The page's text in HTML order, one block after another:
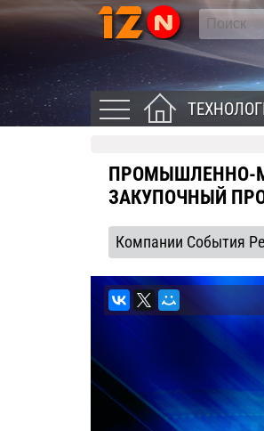
ПРОМЫШЛЕННО-
ЗАКУПОЧНЫЙ
Компании События